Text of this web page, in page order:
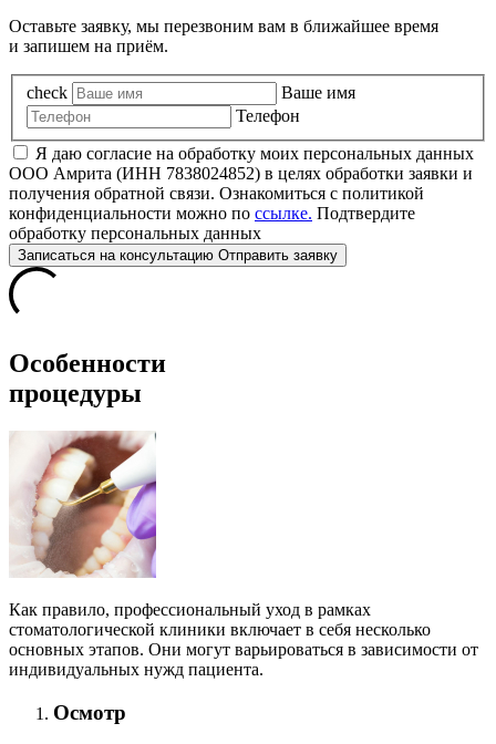
Оставьте заявку, мы перезвоним вам в ближайшее время
и запишем на приём.
check
Ваше имя
Телефон
Я даю согласие на обработку моих персональных данных
ООО Амрита (ИНН 7838024852) в целях обработки заявки и
получения обратной связи. Ознакомиться с политикой
конфиденциальности можно по ссылке. Подтвердите
обработку персональных данных
Записаться на консультацию Отправить заявку
Особенности
процедуры
Как правило, профессиональный уход в рамках
стоматологической клиники включает в себя несколько
основных этапов. Они могут варьироваться в зависимости от
индивидуальных нужд пациента.
Осмотр